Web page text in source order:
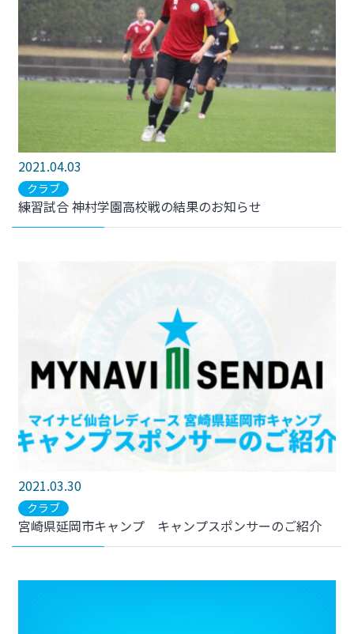
2021.04.03
クラブ
練習試合 神村学園高校戦の結果のお知らせ
2021.03.30
クラブ
宮崎県延岡市キャンプ キャンプスポンサーのご紹介